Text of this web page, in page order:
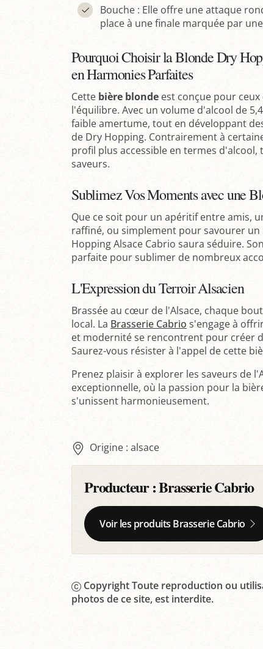
Bouche : Elle offre une attaque
place à une finale marquée par
Pourquoi Choisir la Blonde Dry
en Harmonies Parfaites
Cette bière blonde est conçue pour
l'équilibre. Avec un volume d'alcool de
faible amertume, tout en développant
de Dry Hopping. Contrairement à
profil plus accessible en termes
saveurs.
Sublimez Vos Moments avec une
Que ce soit pour un apéritif entre amis,
raffiné, ou simplement pour savourer
Hopping Alsace Cabrio saura séduire.
parfaite pour sublimer de nombreux
L'Expression du Terroir Alsacien
Brassée au cœur de l'Alsace, chaque
local. La Brasserie Cabrio s'engage à
et modernité se rencontrent pour créer
Saurez-vous résister à l'appel de cette
Prenez plaisir à explorer les saveurs de
exceptionnelle, où la passion pour la
s'unissent harmonieusement.
Origine : alsace
Producteur :Brasserie Cabrio
Voir les produits Brasserie Cabrio
Copyright Toute reproduction ou
photos de ce site, est interdite.